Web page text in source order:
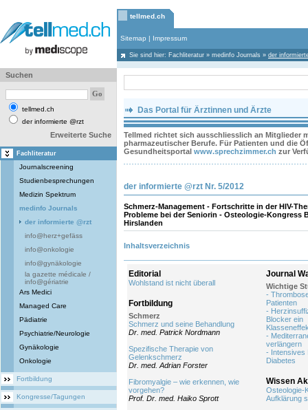
tellmed.ch
Sitemap | Impressum
Sie sind hier: Fachliteratur » medinfo Journals » der
Suchen
tellmed.ch
der informierte @rzt
Erweiterte Suche
Fachliteratur
Journalscreening
Studienbesprechungen
Medizin Spektrum
medinfo Journals
der informierte @rzt
info@herz+gefäss
info@onkologie
info@gynäkologie
la gazette médicale /
info@gériatrie
Ars Medici
Managed Care
Pädiatrie
Psychiatrie/Neurologie
Gynäkologie
Onkologie
Fortbildung
Kongresse/Tagungen
Das Portal für Ärztinnen und Ärzte
Tellmed richtet sich ausschliesslich an Mitglieder
pharmazeutischer Berufe. Für Patienten und die
Gesundheitsportal www.sprechzimmer.ch zur
der informierte @rzt Nr. 5/2012
Schmerz-Management - Fortschritte in der HIV-
Probleme bei der Seniorin - Osteologie-Kongress
Hirslanden
Inhaltsverzeichnis
Editorial
Wohlstand ist nicht überall
Fortbildung
Schmerz
Schmerz und seine Behandlung
Dr. med. Patrick Nordmann
Spezifische Therapie von
Gelenkschmerz
Dr. med. Adrian Forster
Fibromyalgie – wie erkennen, wie
vorgehen?
Prof. Dr. med. Haiko Sprott
Journal
Wichtige
-
Patienten
-
Blocker ein
-
verlängern
- Intensives
Diabetes
Wissen
Osteologie-
Aufklärung